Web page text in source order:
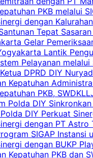
PKB melalui
dengan
Tepat
Gelar
Lantik
Pelayanan
DPRD DIY
Kepatuhan
PKB,
Polda DIY
DIY Perkuat
dengan PT
SIGAP Instansi
dengan BUKP
Kepatuhan PKB dan